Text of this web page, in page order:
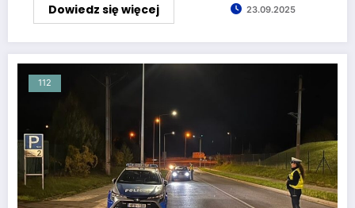
Dowiedz się więcej 23.09.2025
112